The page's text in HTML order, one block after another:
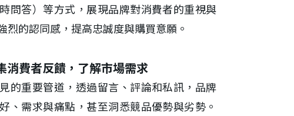
問答）等方式，展現品牌對消費者的重視與
烈的認同感，提高忠誠度與購買意願。
消費者反饋，了解市場需求
的重要管道，透過留言、評論和私訊，品牌
、需求與痛點，甚至洞悉競品優勢與劣勢。